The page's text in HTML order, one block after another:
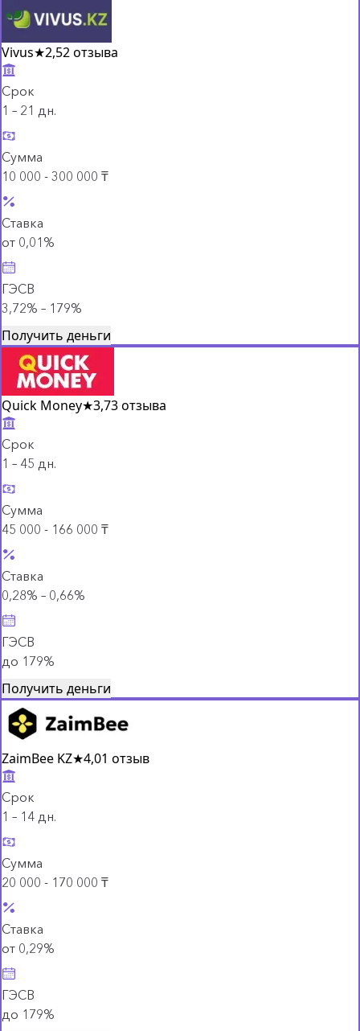
Vivus★2,52 отзыва
Срок
1 – 21 дн.
Сумма
10 000 - 300 000 ₸
Ставка
от 0,01%
ГЭСВ
3,72% – 179%
Получить деньги
Quick Money★3,73 отзыва
Срок
1 – 45 дн.
Сумма
45 000 - 166 000 ₸
Ставка
0,28% – 0,66%
ГЭСВ
до 179%
Получить деньги
ZaimBee KZ★4,01 отзыв
Срок
1 – 14 дн.
Сумма
20 000 - 170 000 ₸
Ставка
от 0,29%
ГЭСВ
до 179%